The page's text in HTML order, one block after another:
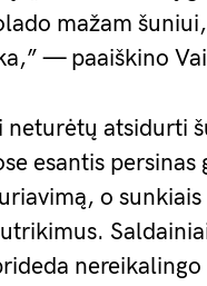
mažam
— paaiškino
neturėtų atsidurti
esantis persinas
o